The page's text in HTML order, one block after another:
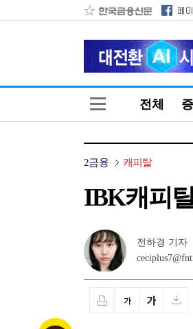
전체
2금융 캐피탈
IBK캐피
전하경 기자